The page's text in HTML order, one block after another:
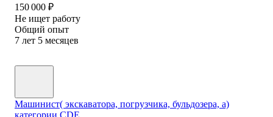
150 000 ₽
Не ищет работу
Общий опыт
7 лет 5 месяцев
Машинист( экскаватора, погрузчика, бульдозера, а)
категории СDE